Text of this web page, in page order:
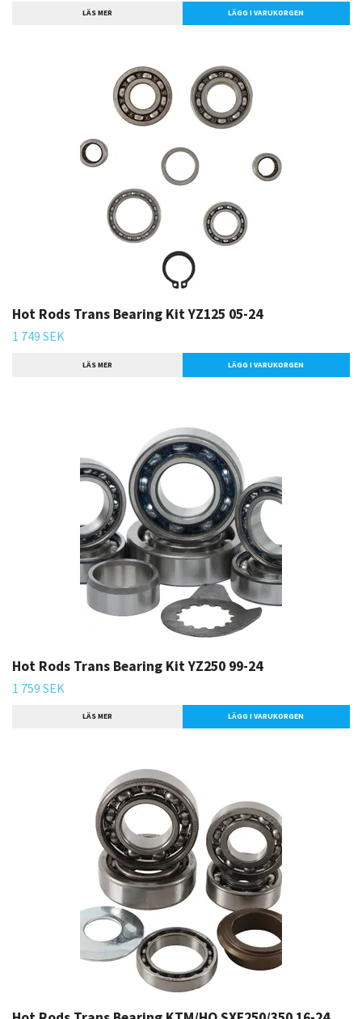
LÄS MER
Hot Rods Trans Bearing Kit YZ125 05-24
1 749 SEK
LÄS MER
Hot Rods Trans Bearing Kit YZ250 99-24
1 759 SEK
LÄS MER